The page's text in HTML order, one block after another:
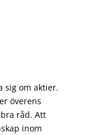
sig om aktier.
överens
råd. Att
inom